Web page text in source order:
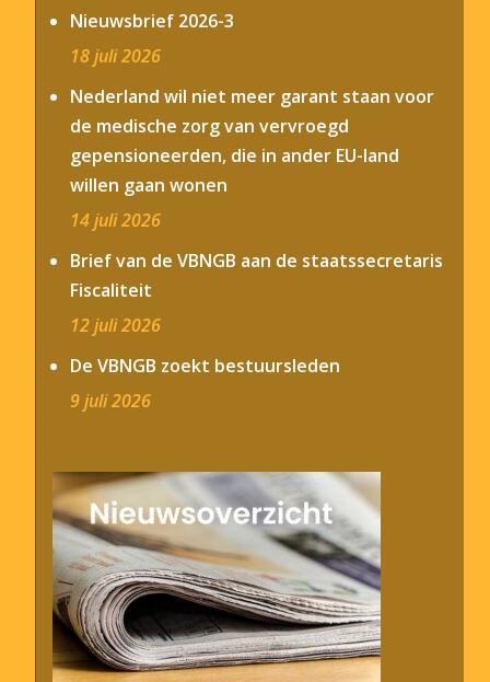
Nieuwsbrief 2026-3
18 juli 2026
Nederland wil niet meer garant staan voor
de medische zorg van vervroegd
gepensioneerden, die in ander EU-land
willen gaan wonen
14 juli 2026
Brief van de VBNGB aan de staatssecretaris
Fiscaliteit
12 juli 2026
De VBNGB zoekt bestuursleden
9 juli 2026